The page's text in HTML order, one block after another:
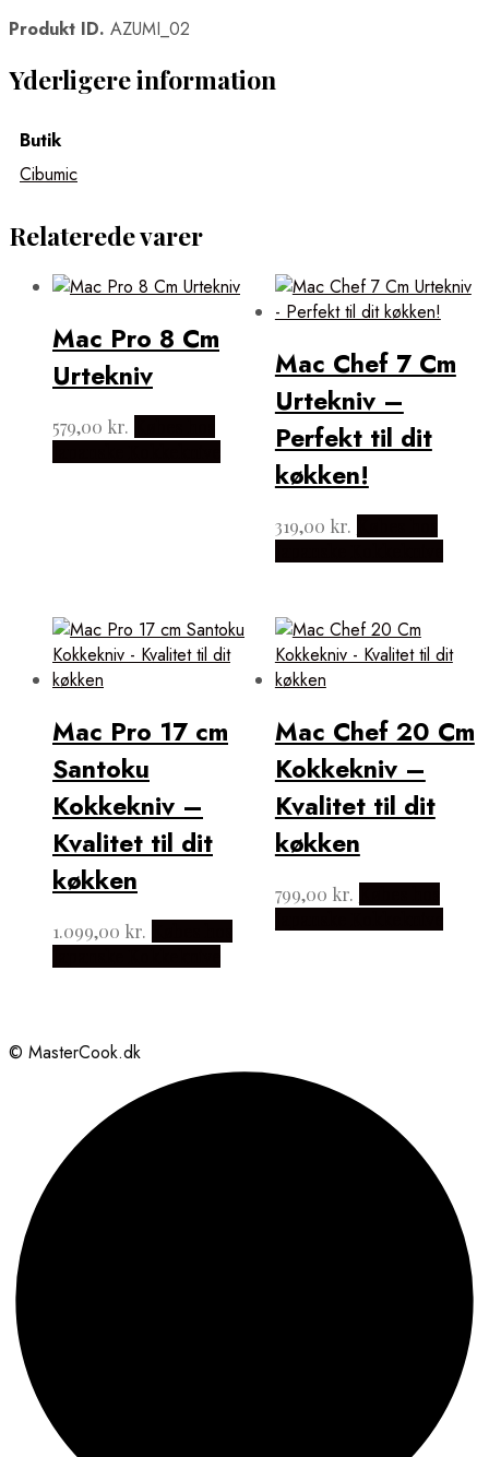
Produkt ID. AZUMI_02
Yderligere information
Butik
Cibumic
Relaterede varer
Mac Pro 8 Cm
Urtekniv
579,00 kr.
Mac Chef 7 Cm
Urtekniv –
Perfekt til dit
køkken!
319,00 kr.
Mac Pro 17 cm
Santoku
Kokkekniv –
Kvalitet til dit
køkken
1.099,00 kr.
Mac Chef 20 Cm
Kokkekniv –
Kvalitet til dit
køkken
799,00 kr.
© MasterCook.dk